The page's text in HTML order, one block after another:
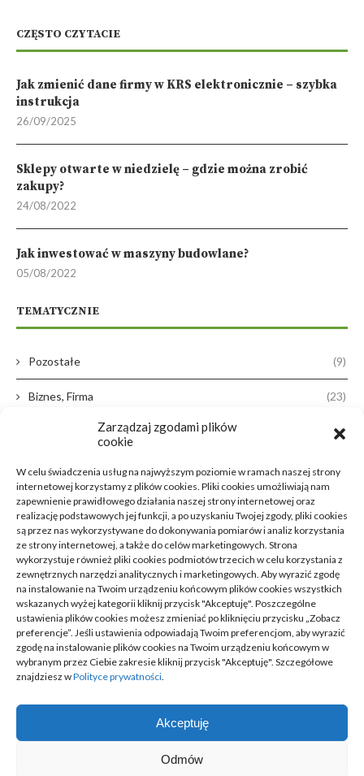
Zarządzaj zgodami plików
cookie
W celu świadczenia usług na najwyższym poziomie w ramach naszej strony
internetowej korzystamy z plików cookies. Pliki cookies umożliwiają nam
zapewnienie prawidłowego działania naszej strony internetowej oraz
realizację podstawowych jej funkcji, a po uzyskaniu Twojej zgody, pliki cookies
są przez nas wykorzystywane do dokonywania pomiarów i analiz korzystania
ze strony internetowej, a także do celów marketingowych. Strona
wykorzystuje również pliki cookies podmiotów trzecich w celu korzystania z
zewnętrznych narzędzi analitycznych i marketingowych. Aby wyrazić zgodę
na instalowanie na Twoim urządzeniu końcowym plików cookies wszystkich
wskazanych wyżej kategorii kliknij przycisk "Akceptuję". Poszczególne
ustawienia plików cookies możesz zmieniać po kliknięciu przycisku „Zobacz
preferencje”. Jeśli ustawienia odpowiadają Twoim preferencjom, aby wyrazić
zgodę na instalowanie plików cookies na Twoim urządzeniu końcowym w
wybranym przez Ciebie zakresie kliknij przycisk "Akceptuję". Szczegółowe
znajdziesz wPolityce prywatności.
Akceptuję
Odmów
CZĘSTO CZYTACIE
Jak zmienić dane firmy w KRS elektronicznie – szybka
instrukcja
26/09/2025
Sklepy otwarte w niedzielę – gdzie można zrobić
zakupy?
24/08/2022
Jak inwestować w maszyny budowlane?
05/08/2022
TEMATYCZNIE
Pozostałe (9)
Biznes, Firma (23)
(38)
Zdrowie, Medycyna
Moda, Lifestyle
Motoryzacja (31)
Rozrywka, Edukacja (26)
Usługi
Technologie (23)
Sport, Turystyka
(52)